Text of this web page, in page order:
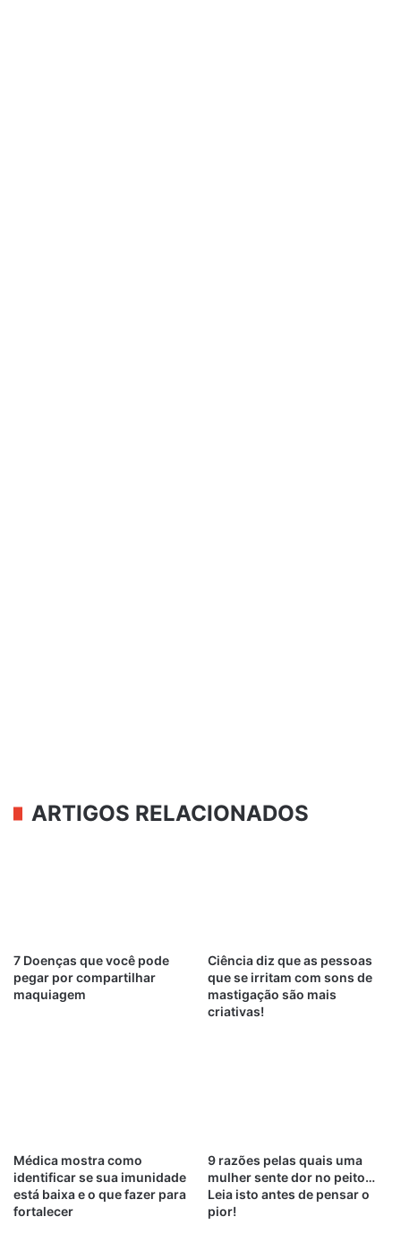
ARTIGOS RELACIONADOS
7 Doenças que você pode
pegar por compartilhar
maquiagem
Ciência diz que as pessoas
que se irritam com sons de
mastigação são mais
criativas!
Médica mostra como
identificar se sua imunidade
está baixa e o que fazer para
fortalecer
9 razões pelas quais uma
mulher sente dor no peito…
Leia isto antes de pensar o
pior!